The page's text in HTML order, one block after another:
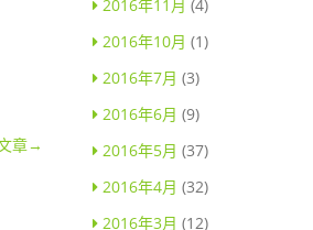
章→
2016年11月 (4)
2016年10月 (1)
2016年7月 (3)
2016年6月 (9)
2016年5月 (37)
2016年4月 (32)
2016年3月 (12)